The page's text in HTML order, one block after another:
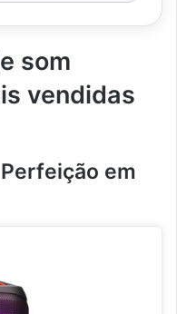
som
vendidas
Perfeição em